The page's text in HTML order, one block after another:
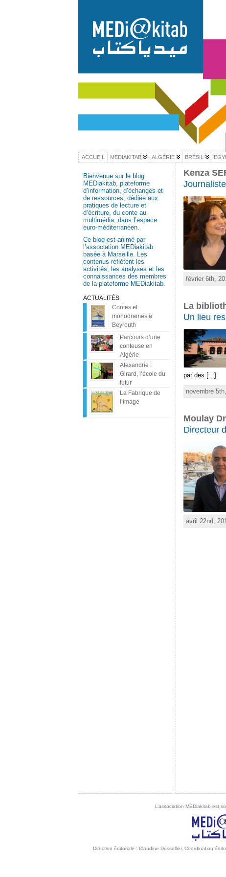
ACCUEIL MEDIAKITAB ALGÉRIE BRÉSIL
Bienvenue sur le blog
MEDiakitab, plateforme
d’information, d’échanges et
de ressources, dédiée aux
pratiques de lecture et
d’écriture, du conte au
multimédia, dans l’espace
euro-méditerranéen.
Ce blog est animé par
l’association MEDiakitab
basée à Marseille. Les
contenus reflètent les
activités, les analyses et les
connaissances des membres
de la plateforme MEDiakitab.
ACTUALITÉS
Contes et
monodrames à
Beyrouth
Parcours d’une
conteuse en
Algérie
Alexandrie :
Girard, l’école du
futur
La Fabrique de
l’image
Kenza
février 6th,
La
Un lieu
par des [...]
novembre
Moulay
Directeur
avril 22nd,
L’association MEDiakitab est
Direction éditoriale : Claudine Dussollier, Coordination